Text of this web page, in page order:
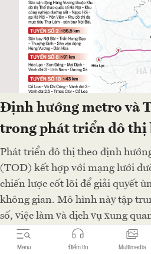
Menu Điểm tin Multimedia
Định hướng metro và
trong phát triển đô thị
Phát triển đô thị theo định
(TOD) kết hợp với mạng lưới
chiến lược cốt lõi để giải quyết
không gian. Mô hình này tập
số, việc làm và dịch vụ xung
hóa hiệu quả sử dụng đất và